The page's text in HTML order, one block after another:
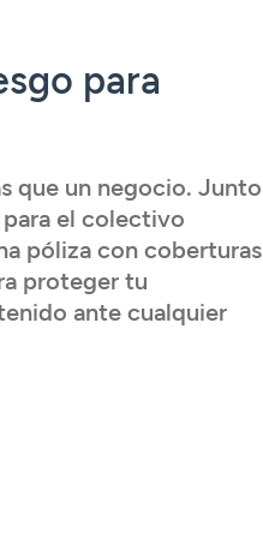
para
que un negocio. Junto
para el colectivo
póliza con coberturas
proteger tu
ante cualquier